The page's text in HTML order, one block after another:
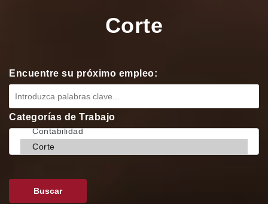
Corte
Encuentre su próximo empleo:
Categorías de Trabajo
Buscar